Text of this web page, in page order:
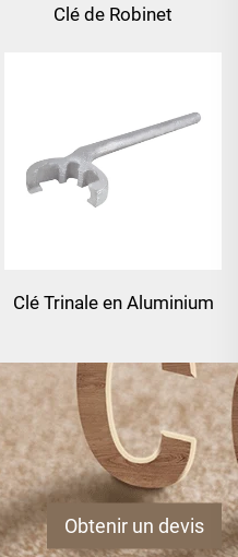
Clé de Robinet
Clé Trinale en Aluminium
Obtenir un devis